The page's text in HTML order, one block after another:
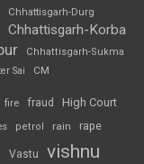
Chhattisgarh-Durg
Chhattisgarh-Korba
Chhattisgarh-Sukma
Sai CM
fire fraud High Court
petrol rain rape
Vastu vishnu